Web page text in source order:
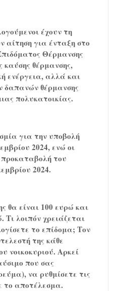
έχουν τη
για ένταξη στο
Θέρμανσης
καύσης θέρμανσης,
ενέργεια, αλλά και
δαπανών θέρμανσης
πολυκατοικίας.
για την υποβολή
2024, ενώ οι
προκαταβολή του
2024.
θα είναι 100 ευρώ και
Τι λοιπόν χρειάζεται
το επίδομα; Τον
της κάθε
νοικοκυριού. Αρκεί
που σας
να ρυθμίσετε τις
το αποτέλεσμα.